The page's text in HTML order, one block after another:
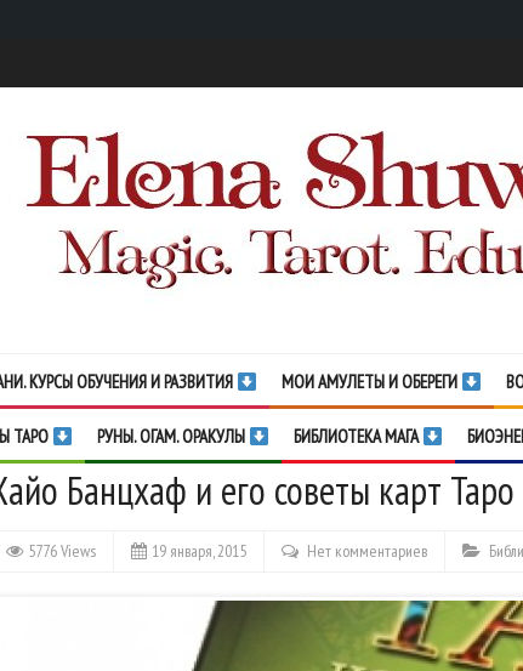
КУРСЫ ОБУЧЕНИЯ И РАЗВИТИЯ МОИ АМУЛЕТЫ И ОБЕРЕГИ
ТАРО РУНЫ. ОГАМ. ОРАКУЛЫ БИБЛИОТЕКА МАГА
Банцхаф и его советы карт
5776 Views 19 января, 2015 Нет комментариев